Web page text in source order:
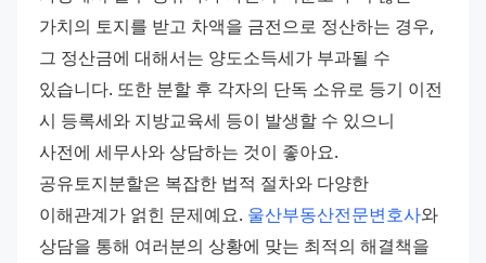
가치의 토지를 받고 차액을 금전으로 정산하는 경우,
그 정산금에 대해서는 양도소득세가 부과될 수
있습니다. 또한 분할 후 각자의 단독 소유로 등기 이전
시 등록세와 지방교육세 등이 발생할 수 있으니
사전에 세무사와 상담하는 것이 좋아요.
공유토지분할은 복잡한 법적 절차와 다양한
이해관계가 얽힌 문제예요. 울산부동산전문변호사와
상담을 통해 여러분의 상황에 맞는 최적의 해결책을